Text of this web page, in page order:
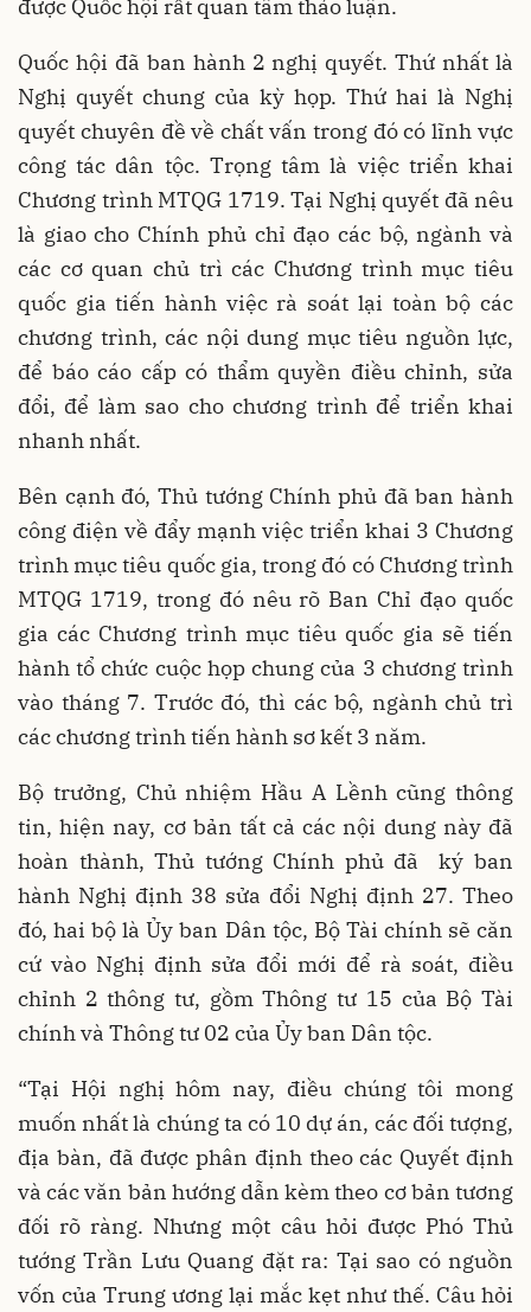
được Quốc hội rất quan tâm thảo luận.
Quốc hội đã ban hành 2 nghị quyết. Thứ nhất là
Nghị quyết chung của kỳ họp. Thứ hai là Nghị
quyết chuyên đề về chất vấn trong đó có lĩnh vực
công tác dân tộc. Trọng tâm là việc triển khai
Chương trình MTQG 1719. Tại Nghị quyết đã nêu
là giao cho Chính phủ chỉ đạo các bộ, ngành và
các cơ quan chủ trì các Chương trình mục tiêu
quốc gia tiến hành việc rà soát lại toàn bộ các
chương trình, các nội dung mục tiêu nguồn lực,
để báo cáo cấp có thẩm quyền điều chỉnh, sửa
đổi, để làm sao cho chương trình để triển khai
nhanh nhất.
Bên cạnh đó, Thủ tướng Chính phủ đã ban hành
công điện về đẩy mạnh việc triển khai 3 Chương
trình mục tiêu quốc gia, trong đó có Chương trình
MTQG 1719, trong đó nêu rõ Ban Chỉ đạo quốc
gia các Chương trình mục tiêu quốc gia sẽ tiến
hành tổ chức cuộc họp chung của 3 chương trình
vào tháng 7. Trước đó, thì các bộ, ngành chủ trì
các chương trình tiến hành sơ kết 3 năm.
Bộ trưởng, Chủ nhiệm Hầu A Lềnh cũng thông
tin, hiện nay, cơ bản tất cả các nội dung này đã
hoàn thành, Thủ tướng Chính phủ đã ký ban
hành Nghị định 38 sửa đổi Nghị định 27. Theo
đó, hai bộ là Ủy ban Dân tộc, Bộ Tài chính sẽ căn
cứ vào Nghị định sửa đổi mới để rà soát, điều
chỉnh 2 thông tư, gồm Thông tư 15 của Bộ Tài
chính và Thông tư 02 của Ủy ban Dân tộc.
“Tại Hội nghị hôm nay, điều chúng tôi mong
muốn nhất là chúng ta có 10 dự án, các đối tượng,
địa bàn, đã được phân định theo các Quyết định
và các văn bản hướng dẫn kèm theo cơ bản tương
đối rõ ràng. Nhưng một câu hỏi được Phó Thủ
tướng Trần Lưu Quang đặt ra: Tại sao có nguồn
vốn của Trung ương lại mắc kẹt như thế. Câu hỏi